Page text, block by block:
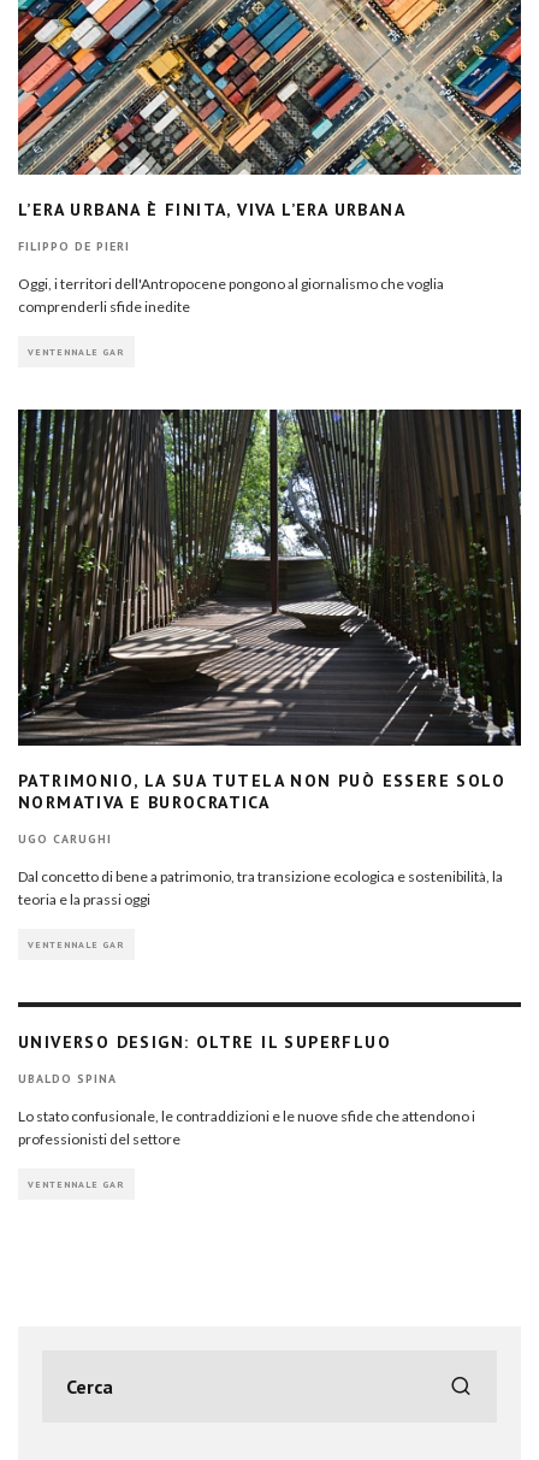
L’ERA URBANA È FINITA, VIVA L’ERA URBANA
FILIPPO DE PIERI
Oggi, i territori dell'Antropocene pongono al giornalismo che voglia
comprenderli sfide inedite
VENTENNALE GAR
PATRIMONIO, LA SUA TUTELA NON PUÒ ESSERE SOLO
NORMATIVA E BUROCRATICA
UGO CARUGHI
Dal concetto di bene a patrimonio, tra transizione ecologica e sostenibilità, la
teoria e la prassi oggi
VENTENNALE GAR
UNIVERSO DESIGN: OLTRE IL SUPERFLUO
UBALDO SPINA
Lo stato confusionale, le contraddizioni e le nuove sfide che attendono i
professionisti del settore
VENTENNALE GAR